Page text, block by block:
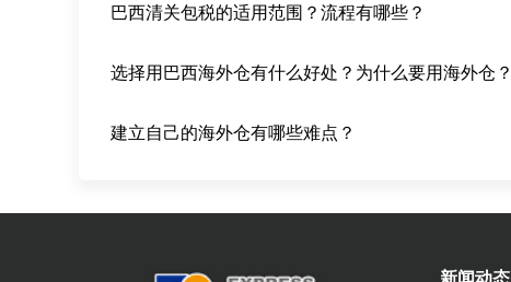
巴西清关包税的适用范围？流程有哪些？
选择用巴西海外仓有什么好处？为什么要用海外仓？
建立自己的海外仓有哪些难点？